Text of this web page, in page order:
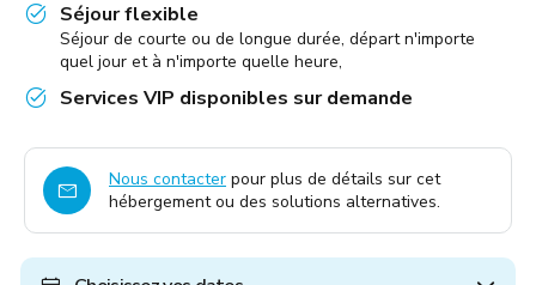
Séjour flexible
Séjour de courte ou de longue durée, départ n'importe
quel jour et à n'importe quelle heure,
Services VIP disponibles sur demande
Nous contacter pour plus de détails sur cet
hébergement ou des solutions alternatives.